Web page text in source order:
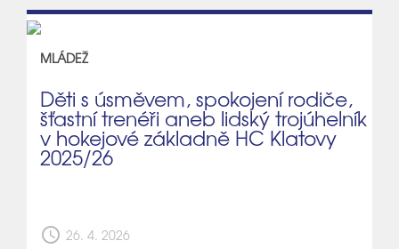
MLÁDEŽ
Děti s úsměvem, spokojení rodiče,
šťastní trenéři aneb lidský trojúhelník
v hokejové základně HC Klatovy
2025/26
schedule 26. 4. 2026